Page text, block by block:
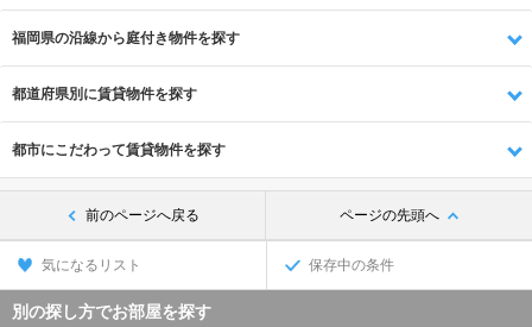
福岡県の沿線から庭付き物件を探す
都道府県別に賃貸物件を探す
都市にこだわって賃貸物件を探す
前のページへ戻る ページの先頭へ
気になるリスト 保存中の条件
別の探し方でお部屋を探す